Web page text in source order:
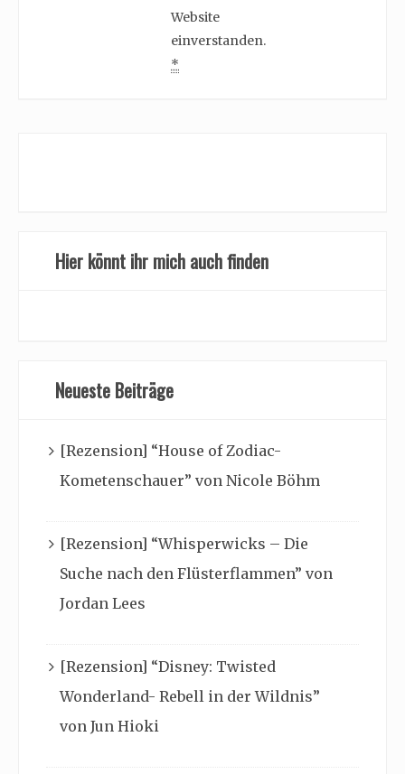
Website
einverstanden.
*
Hier könnt ihr mich auch finden
Neueste Beiträge
[Rezension] “House of Zodiac-
Kometenschauer” von Nicole Böhm
[Rezension] “Whisperwicks – Die
Suche nach den Flüsterflammen” von
Jordan Lees
[Rezension] “Disney: Twisted
Wonderland- Rebell in der Wildnis”
von Jun Hioki